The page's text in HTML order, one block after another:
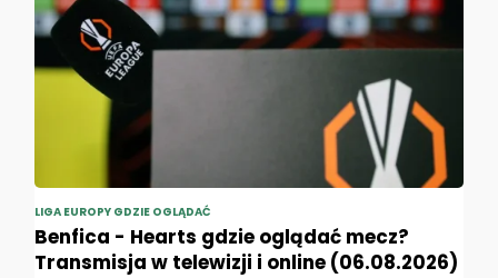
LIGA EUROPY GDZIE OGLĄDAĆ
Benfica - Hearts gdzie oglądać mecz?
Transmisja w telewizji i online (06.08.2026)